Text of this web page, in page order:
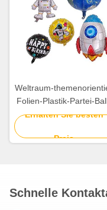
Weltraum-
Folien-Plastik-Partei-
Astronaut Rocket
Erhalten Sie besten
Preis
Schnelle